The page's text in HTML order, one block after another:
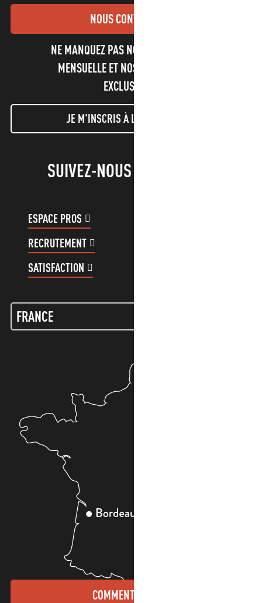
NOUS CONTACTER
NE MANQUEZ PAS NOTRE NEWSLETTER
MENSUELLE ET NOS INFORMATIONS
EXCLUSIVES !
JE M'INSCRIS À LA NEWSLETTER
SUIVEZ-NOUS !
ESPACE PROS
RECRUTEMENT
SATISFACTION
COMMENT VENIR ?